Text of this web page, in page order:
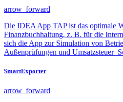
arrow_forward
Die IDEA App TAP ist das optimale
Finanzbuchhaltung, z. B. für die
sich die App zur Simulation von
Außenprüfungen und
SmartExporter
arrow_forward